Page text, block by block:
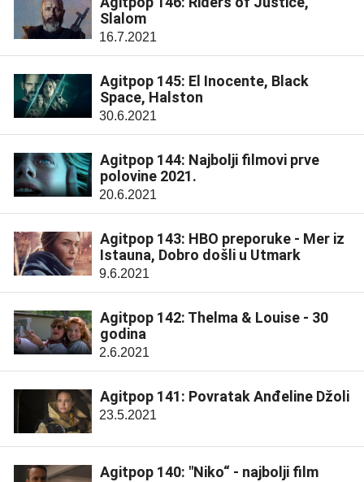
Slalom
16.7.2021
Agitpop 145: El Inocente, Black
Space, Halston
30.6.2021
Agitpop 144: Najbolji filmovi prve
polovine 2021.
20.6.2021
Agitpop 143: HBO preporuke - Mer iz
Istauna, Dobro došli u Utmark
9.6.2021
Agitpop 142: Thelma & Louise - 30
godina
2.6.2021
Agitpop 141: Povratak Anđeline Džoli
23.5.2021
Agitpop 140: "Niko“ - najbolji film